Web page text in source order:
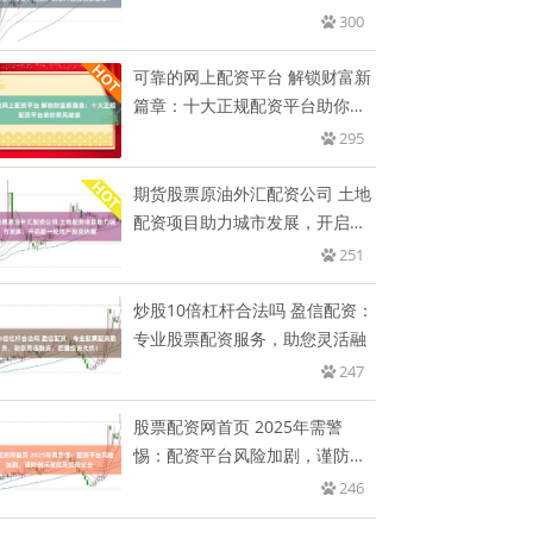
300
可靠的网上配资平台 解锁财富新
篇章：十大正规配资平台助你乘
295
期货股票原油外汇配资公司 土地
配资项目助力城市发展，开启新
251
炒股10倍杠杆合法吗 盈信配资：
专业股票配资服务，助您灵活融
247
股票配资网首页 2025年需警
惕：配资平台风险加剧，谨防倒
246